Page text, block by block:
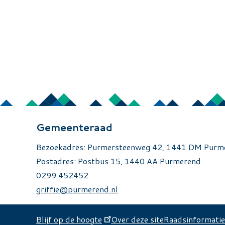
Gemeenteraad
Bezoekadres: Purmersteenweg 42, 1441 DM
Postadres: Postbus 15, 1440 AA Purmerend
0299 452452
griffie@purmerend.nl
Blijf op de hoogte Over deze site